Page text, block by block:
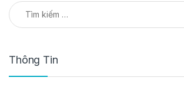
Tìm kiếm cho:
Thông Tin